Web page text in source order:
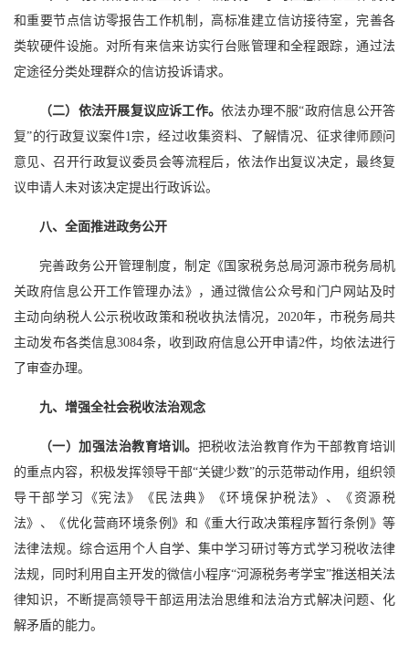
和重要节点信访零报告工作机制，高标准建立信访接待室，完善各
类软硬件设施。对所有来信来访实行台账管理和全程跟踪，通过法
定途径分类处理群众的信访投诉请求。
（二）依法开展复议应诉工作。依法办理不服“政府信息公开答
复”的行政复议案件1宗，经过收集资料、了解情况、征求律师顾问
意见、召开行政复议委员会等流程后，依法作出复议决定，最终复
议申请人未对该决定提出行政诉讼。
八、全面推进政务公开
完善政务公开管理制度，制定《国家税务总局河源市税务局机
关政府信息公开工作管理办法》，通过微信公众号和门户网站及时
主动向纳税人公示税收政策和税收执法情况，2020年，市税务局共
主动发布各类信息3084条，收到政府信息公开申请2件，均依法进行
了审查办理。
九、增强全社会税收法治观念
（一）加强法治教育培训。 把税收法治教育作为干部教育培训
的重点内容，积极发挥领导干部“关键少数”的示范带动作用，组织领
导干部学习《宪法》《民法典》《环境保护税法》、《资源税
法》、《优化营商环境条例》和《重大行政决策程序暂行条例》等
法律法规。综合运用个人自学、集中学习研讨等方式学习税收法律
法规，同时利用自主开发的微信小程序“河源税务考学宝”推送相关法
律知识，不断提高领导干部运用法治思维和法治方式解决问题、化
解矛盾的能力。